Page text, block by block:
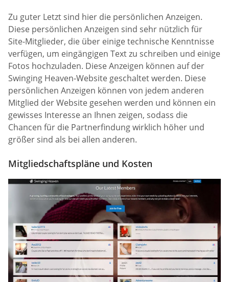
Zu guter Letzt sind hier die persönlichen Anzeigen.
Diese persönlichen Anzeigen sind sehr nützlich für
Site-Mitglieder, die über einige technische Kenntnisse
verfügen, um eingängigen Text zu schreiben und einige
Fotos hochzuladen. Diese Anzeigen können auf der
Swinging Heaven-Website geschaltet werden. Diese
persönlichen Anzeigen können von jedem anderen
Mitglied der Website gesehen werden und können ein
gewisses Interesse an Ihnen zeigen, sodass die
Chancen für die Partnerfindung wirklich höher und
größer sind als bei allen anderen.
Mitgliedschaftspläne und Kosten